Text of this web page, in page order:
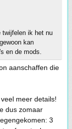
twijfelen ik het nu
kan
en de mods.
aanschaffen die
meer details!
dus zomaar
3